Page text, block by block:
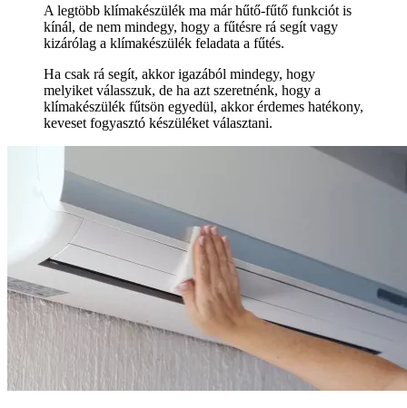
A legtöbb klímakészülék ma már hűtő-fűtő funkciót is
kínál, de nem mindegy, hogy a fűtésre rá segít vagy
kizárólag a klímakészülék feladata a fűtés.
Ha csak rá segít, akkor igazából mindegy, hogy
melyiket válasszuk, de ha azt szeretnénk, hogy a
klímakészülék fűtsön egyedül, akkor érdemes hatékony,
keveset fogyasztó készüléket választani.